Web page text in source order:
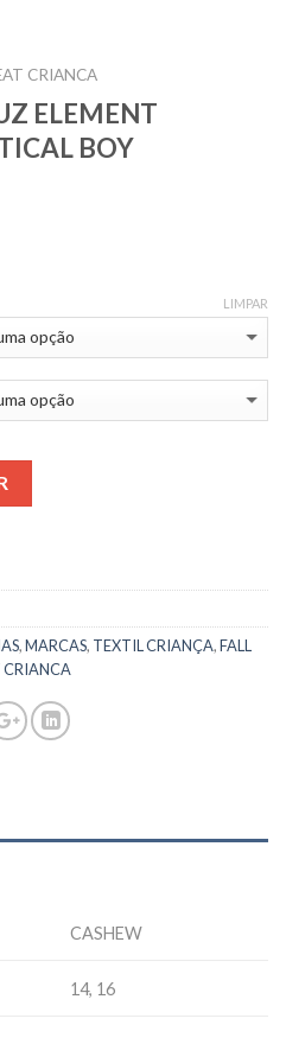
CRIANCA
ELEMENT
BOY
LIMPAR
,MARCAS, TEXTIL CRIANÇA,FALL
CRIANCA
CASHEW
14, 16